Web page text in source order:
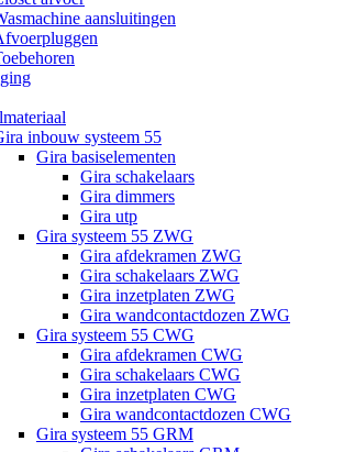
aansluitingen
inbouw systeem 55
Gira basiselementen
Gira schakelaars
Gira dimmers
Gira utp
Gira systeem 55 ZWG
Gira afdekramen ZWG
Gira schakelaars ZWG
Gira inzetplaten ZWG
Gira wandcontactdozen ZWG
Gira systeem 55 CWG
Gira afdekramen CWG
Gira schakelaars CWG
Gira inzetplaten CWG
Gira wandcontactdozen CWG
Gira systeem 55 GRM